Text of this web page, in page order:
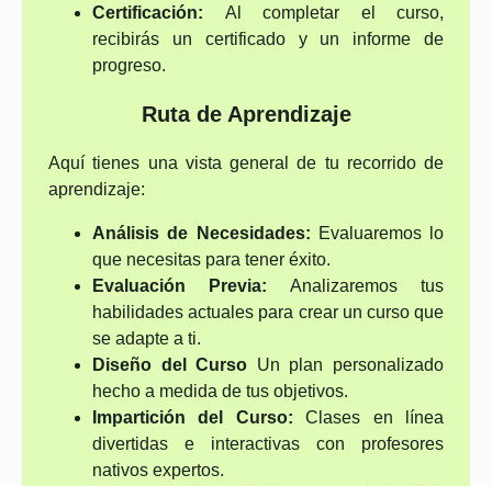
Certificación: Al completar el curso,
recibirás un certificado y un informe de
progreso.
Ruta de Aprendizaje
Aquí tienes una vista general de tu recorrido de
aprendizaje:
Análisis de Necesidades: Evaluaremos lo
que necesitas para tener éxito.
Evaluación Previa: Analizaremos tus
habilidades actuales para crear un curso que
se adapte a ti.
Diseño del Curso Un plan personalizado
hecho a medida de tus objetivos.
Impartición del Curso: Clases en línea
divertidas e interactivas con profesores
nativos expertos.